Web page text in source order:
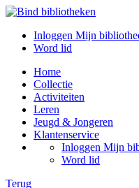
Inloggen Mijn
Word lid
Home
Collectie
Activiteiten
Leren
Jeugd & Jongeren
Klantenservice
Inloggen Mijn
Word lid
Terug